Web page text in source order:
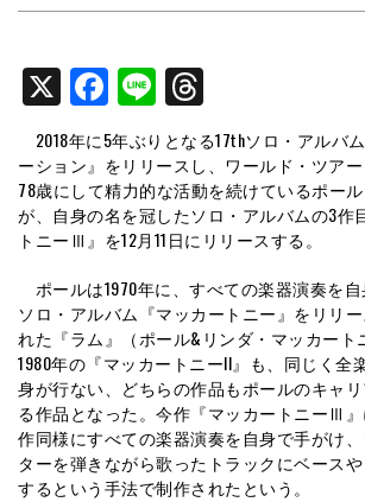
X Facebook
Line
2018年に5年ぶりとなる17thソロ・アルバ
ーション』をリリースし、ワールド・ツアー
78歳にして精力的な活動を続けているポー
が、自身の名を冠したソロ・アルバムの3作
トニーⅢ』を12月11日にリリースする。
ポールは1970年に、すべての楽器演奏を
ソロ・アルバム『マッカートニー』をリリー
れた『ラム』（ポール&リンダ・マッカート
1980年の『マッカートニーII』も、同じく全
身が行ない、どちらの作品もポールのキャ
る作品となった。今作『マッカートニーⅢ
作同様にすべての楽器演奏を自身で手がけ
ターを弾きながら歌ったトラックにベース
するという手法で制作されたという。